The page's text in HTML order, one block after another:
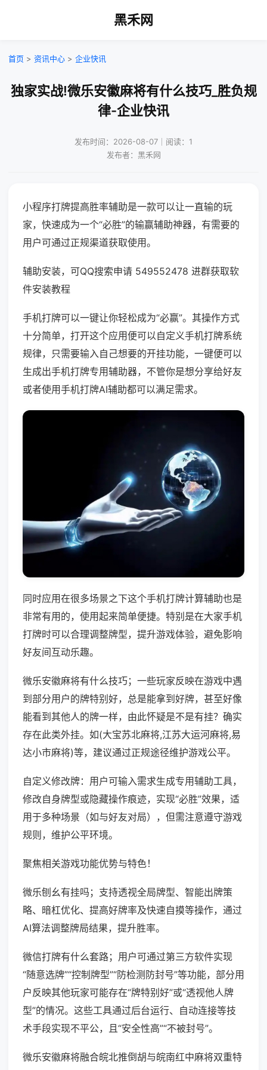
黑禾网
首页 > 资讯中心 > 企业快讯
独家实战!微乐安徽麻将有什么技巧_胜负规
律-企业快讯
发布时间：2026-08-07｜阅读：1
发布者：黑禾网
小程序打牌提高胜率辅助是一款可以让一直输的玩
家，快速成为一个“必胜”的输赢辅助神器，有需要的
用户可通过正规渠道获取使用。
辅助安装，可QQ搜索申请 549552478 进群获取软
件安装教程
手机打牌可以一键让你轻松成为“必赢”。其操作方式
十分简单，打开这个应用便可以自定义手机打牌系统
规律，只需要输入自己想要的开挂功能，一键便可以
生成出手机打牌专用辅助器，不管你是想分享给好友
或者使用手机打牌AI辅助都可以满足需求。
同时应用在很多场景之下这个手机打牌计算辅助也是
非常有用的，使用起来简单便捷。特别是在大家手机
打牌时可以合理调整牌型，提升游戏体验，避免影响
好友间互动乐趣。
微乐安徽麻将有什么技巧；一些玩家反映在游戏中遇
到部分用户的牌特别好，总是能拿到好牌，甚至好像
能看到其他人的牌一样，由此怀疑是不是有挂？确实
存在此类外挂。如(大宝苏北麻将,江苏大运河麻将,易
达小市麻将)等，建议通过正规途径维护游戏公平。
自定义修改牌：用户可输入需求生成专用辅助工具，
修改自身牌型或隐藏操作痕迹，实现“必胜”效果，适
用于多种场景（如与好友对局），但需注意遵守游戏
规则，维护公平环境。
聚焦相关游戏功能优势与特色！
微乐刨幺有挂吗；支持透视全局牌型、智能出牌策
略、暗杠优化、提高好牌率及快速自摸等操作，通过
AI算法调整牌局结果，提升胜率。
微信打牌有什么套路；用户可通过第三方软件实现
“随意选牌”“控制牌型”“防检测防封号”等功能，部分用
户反映其他玩家可能存在“牌特别好”或“透视他人牌
型”的情况。这些工具通过后台运行、自动连接等技
术手段实现不平公，且“安全性高”“不被封号”。
微乐安徽麻将融合皖北推倒胡与皖南红中麻将双重特